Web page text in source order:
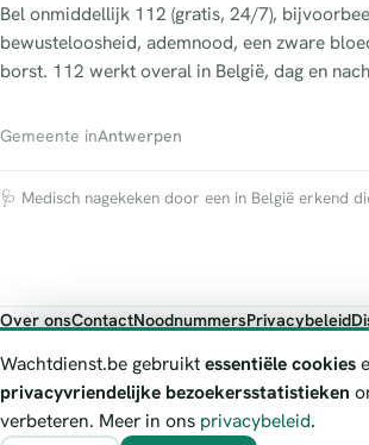
Bel onmiddellijk 112 (gratis, 24/7),
bewusteloosheid, ademnood, een zware
borst. 112 werkt overal in België, dag en
Gemeente inAntwerpen
🩺 Medisch nagekeken door een in België erkend
Over onsContactNoodnummersPrivacybeleid
Wachtdienst.be toont publieke wachtdienst-
Bij levensgevaar bel je altijd 112. Controleer
wachtregeling bij de vermelde officiële bron.
Wachtdienst.be gebruiktessentiële cookies
privacyvriendelijke bezoekersstatistieken
verbeteren. Meer in ons privacybeleid.